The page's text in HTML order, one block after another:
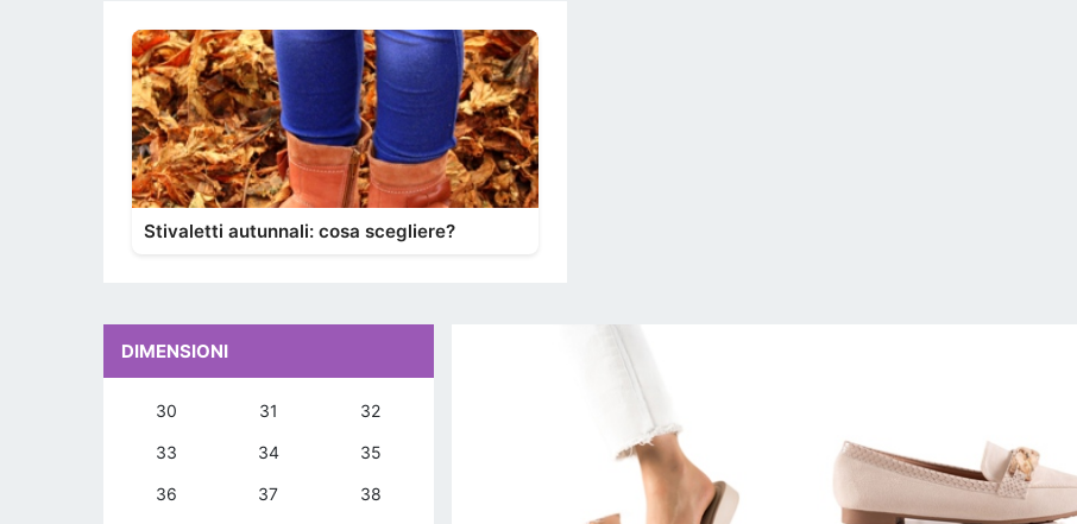
Stivaletti autunnali: cosa scegliere?
DIMENSIONI
30 31 32
33 34 35
36 37 38